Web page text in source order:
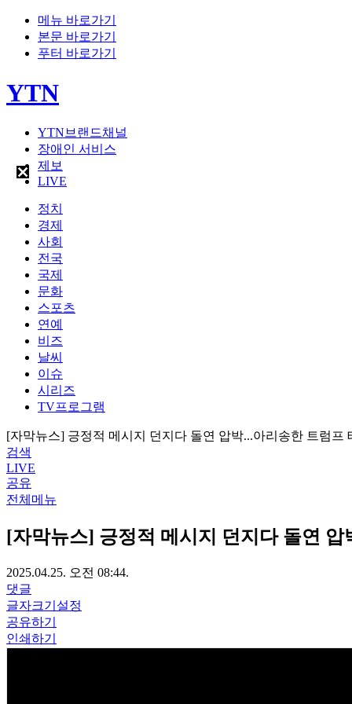
메뉴 바로가기
본문 바로가기
푸터 바로가기
YTN
YTN브랜드채널
장애인 서비스
제보
LIVE
정치
경제
사회
전국
국제
문화
스포츠
연예
비즈
날씨
이슈
시리즈
TV프로그램
[자막뉴스] 긍정적 메시지 던지다 돌연 압박...아리송한 트럼프
검색
LIVE
공유
전체메뉴
[자막뉴스] 긍정적 메시지 던지다 돌연 압
2025.04.25. 오전 08:44.
댓글
글자크기설정
공유하기
인쇄하기